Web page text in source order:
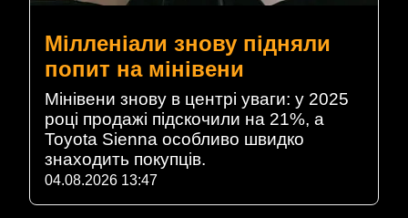
Мілленіали знову підняли
попит на мінівени
Мінівени знову в центрі уваги: у 2025
році продажі підскочили на 21%, а
Toyota Sienna особливо швидко
знаходить покупців.
04.08.2026 13:47